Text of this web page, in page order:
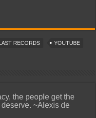
RECORDS YOUTUBE
the people get the
~Alexis de